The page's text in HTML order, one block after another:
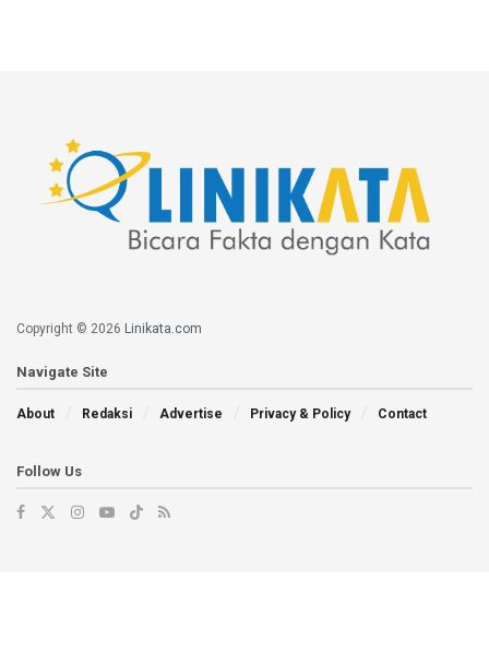
Copyright © 2026 Linikata.com
Navigate Site
About Redaksi Advertise Privacy & Policy Contact
Follow Us